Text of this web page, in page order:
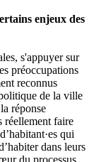
enjeux des
s'appuyer sur
préoccupations
reconnus
de la ville
réponse
réellement faire
qui
dans leurs
du processus